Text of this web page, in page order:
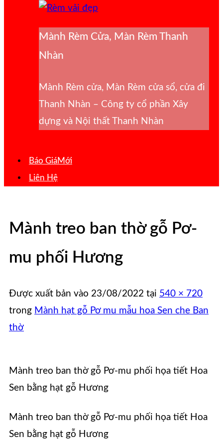
Mành Rèm Cửa, Màn Rèm Thanh
Nhàn
Mành Rèm cửa, Màn Rèm cửa sổ, cửa đi
Thanh Nhàn – Công ty cổ phần Xây
dựng và Nội thất Thanh Nhàn
Báo Giá
Liên Hệ
Mành treo ban thờ gỗ Pơ-
mu phối Hương
Được xuất bản vào 23/08/2022 tại 540 × 720
trong Mành hạt gỗ Pơ mu mẫu hoa Sen che Ban
thờ
Mành treo ban thờ gỗ Pơ-mu phối họa tiết Hoa
Sen bằng hạt gỗ Hương
Mành treo ban thờ gỗ Pơ-mu phối họa tiết Hoa
Sen bằng hạt gỗ Hương